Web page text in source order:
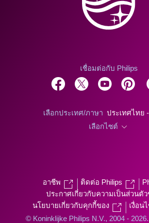
เชื่อมต่อกับ Philips
เลือกประเทศ/ภาษา ประเทศไทย
เลือกไซต์
อาชีพ ติดต่อ Philips
ประกาศเกี่ยวกับความเป็นส่วนตัว
นโยบายเกี่ยวกับคุกกี้ของ
เงื่อน
© Koninklijke Philips N.V., 2004 -